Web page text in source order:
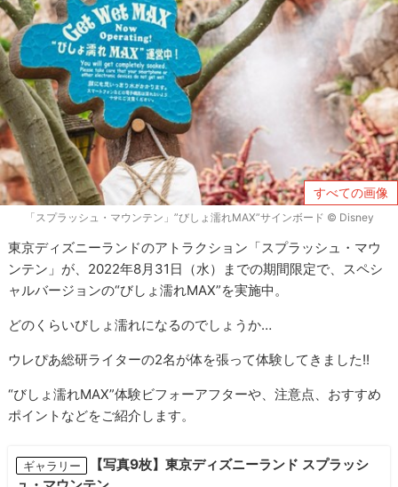
すべての画像
「スプラッシュ・マウンテン」”びしょ濡れMAX”サインボード © Disney
東京ディズニーランドのアトラクション「スプラッシュ・マウ
ンテン」が、2022年8月31日（水）までの期間限定で、スペシ
ャルバージョンの“びしょ濡れMAX”を実施中。
どのくらいびしょ濡れになるのでしょうか…
ウレぴあ総研ライターの2名が体を張って体験してきました!!
“びしょ濡れMAX”体験ビフォーアフターや、注意点、おすすめ
ポイントなどをご紹介します。
ギャラリー
【写真9枚】東京ディズニーランド スプラッシ